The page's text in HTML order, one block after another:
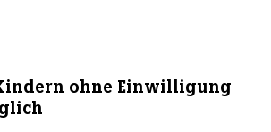
ohne Einwilligung